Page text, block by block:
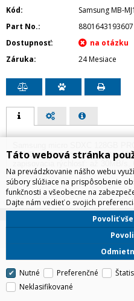
Kód
Samsung MB-
Part No.
8801643193607
Dostupnosť
Záruka
24 Mesiace
SDHC s adaptérom. Kapacita:
zapisovacia rýchlosť: až 30MB/s,
IRD Eshop
Táto webová stránka
Na prevádzkovanie nášho webu
súbory slúžiace na prispôsobenie
funkčnosti a všeobecne na
Dajte nám vedieť o svojich
Povoliť
Nutné Preferenčné
Neklasifikované